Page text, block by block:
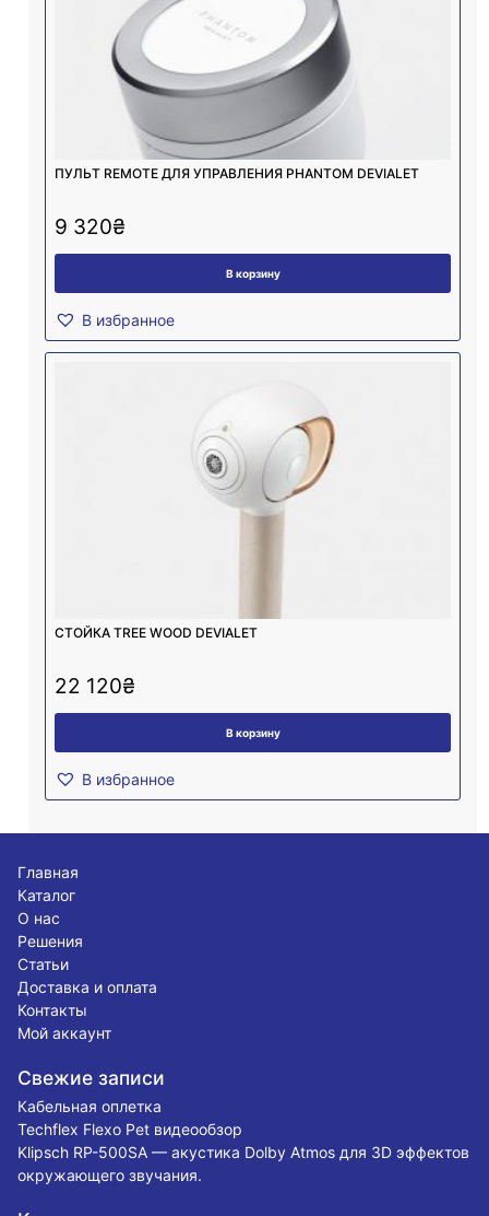
ПУЛЬТ REMOTE ДЛЯ УПРАВЛЕНИЯ PHANTOM DEVIALET
9 320₴
В корзину
В избранное
СТОЙКА TREE WOOD DEVIALET
22 120₴
В корзину
В избранное
Главная
Каталог
О нас
Решения
Статьи
Доставка и оплата
Контакты
Мой аккаунт
Свежие записи
Кабельная оплетка
Techflex Flexo Pet видеообзор
Klipsch RP-500SA — акустика Dolby Atmos для 3D эффектов
окружающего звучания.